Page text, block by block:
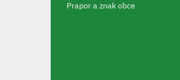
Prapor a znak obce